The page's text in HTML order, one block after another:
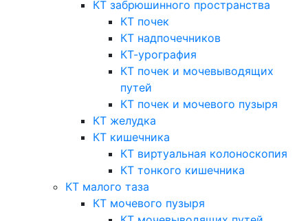
КТ забрюшинного пространства
КТ почек
КТ надпочечников
КТ-урография
КТ почек и мочевыводящих
путей
КТ почек и мочевого пузыря
КТ желудка
КТ кишечника
КТ виртуальная колоноскопия
КТ тонкого кишечника
КТ малого таза
КТ мочевого пузыря